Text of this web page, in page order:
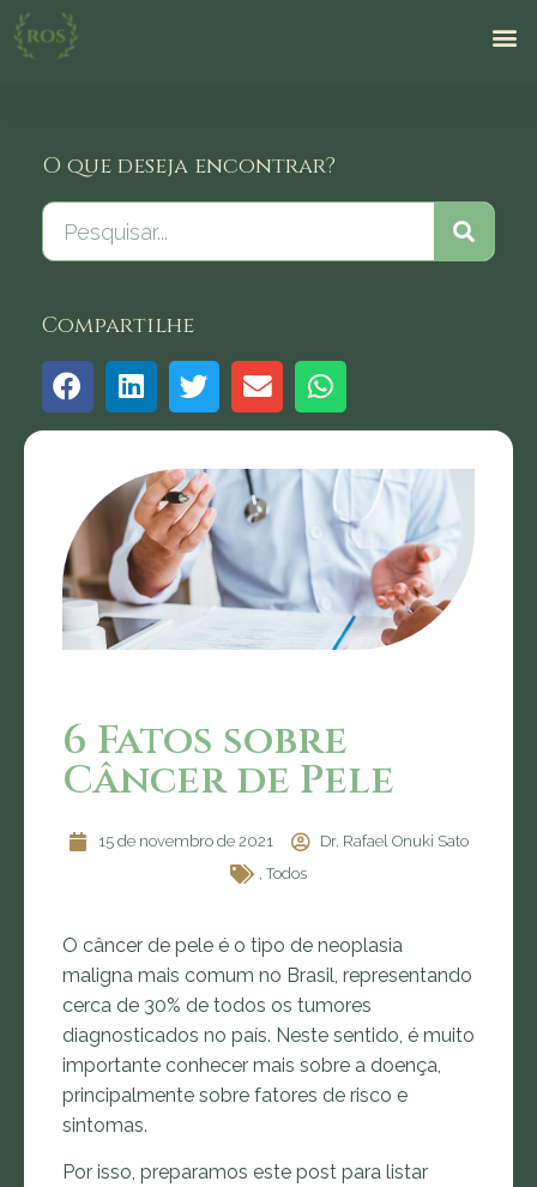
6 Fatos sobre
Câncer de Pele
15 de novembro de 2021
Dr. Rafael Onuki Sato
, Todos
O câncer de pele é o tipo de neoplasia
maligna mais comum no Brasil, representando
cerca de 30% de todos os tumores
diagnosticados no país. Neste sentido, é muito
importante conhecer mais sobre a doença,
principalmente sobre fatores de risco e
sintomas.
Por isso, preparamos este post para listar
O que deseja encontrar?
Compartilhe